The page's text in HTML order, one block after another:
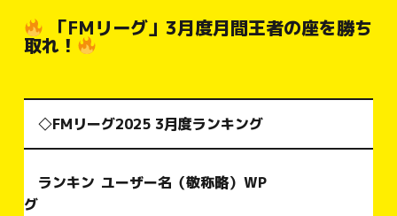
「FMリーグ」3月度月間王者の座を勝ち
取れ！
◇FMリーグ2025 3月度ランキング
ランキン
グ
ユーザー名（敬称略） WP